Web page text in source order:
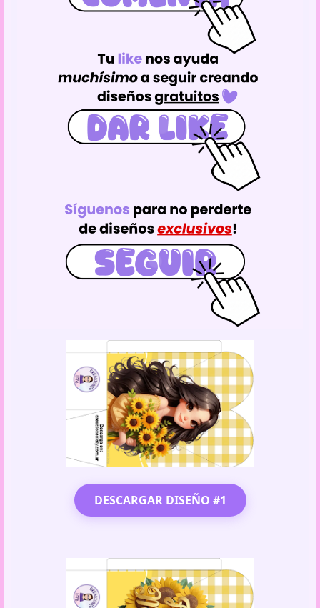
DESCARGAR DISEÑO #1